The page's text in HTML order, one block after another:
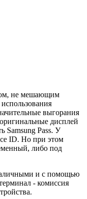
не мешающим
выгорания
дисплей
Samsung Pass. У
ID. Но при этом
либо под
и с помощью
- комиссия